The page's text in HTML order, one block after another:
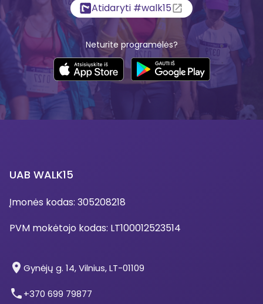
Atidaryti #walk15
Neturite programėlės?
UAB WALK15
Įmonės kodas: 305208218
PVM mokėtojo kodas: LT100012523514
Gynėjų g. 14, Vilnius, LT-01109
+370 699 79877